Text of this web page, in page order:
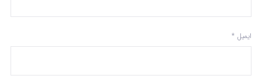
ایمیل *